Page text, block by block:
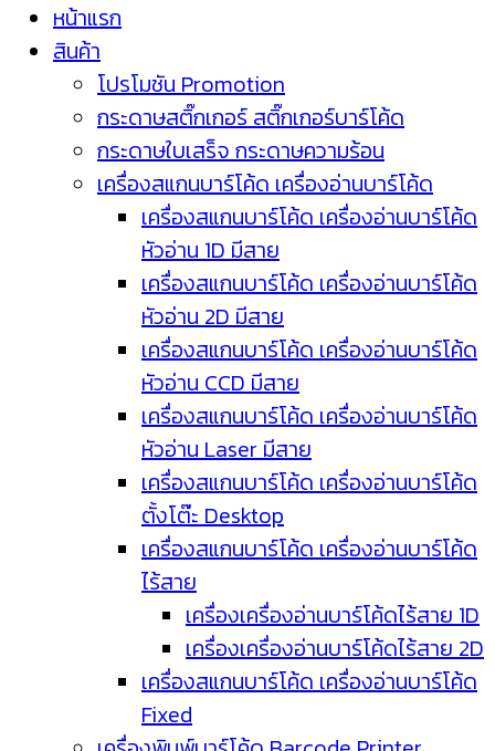
หน้าแรก
สินค้า
โปรโมชัน Promotion
กระดาษสติ๊กเกอร์ สติ๊กเกอร์บาร์โค้ด
กระดาษใบเสร็จ กระดาษความร้อน
เครื่องสแกนบาร์โค้ด เครื่องอ่านบาร์โค้ด
เครื่องสแกนบาร์โค้ด เครื่องอ่านบาร์โค้ด
หัวอ่าน 1D มีสาย
เครื่องสแกนบาร์โค้ด เครื่องอ่านบาร์โค้ด
หัวอ่าน 2D มีสาย
เครื่องสแกนบาร์โค้ด เครื่องอ่านบาร์โค้ด
หัวอ่าน CCD มีสาย
เครื่องสแกนบาร์โค้ด เครื่องอ่านบาร์โค้ด
หัวอ่าน Laser มีสาย
เครื่องสแกนบาร์โค้ด เครื่องอ่านบาร์โค้ด
ตั้งโต๊ะ Desktop
เครื่องสแกนบาร์โค้ด เครื่องอ่านบาร์โค้ด
ไร้สาย
เครื่องเครื่องอ่านบาร์โค้ดไร้สาย 1D
เครื่องเครื่องอ่านบาร์โค้ดไร้สาย 2D
เครื่องสแกนบาร์โค้ด เครื่องอ่านบาร์โค้ด
Fixed